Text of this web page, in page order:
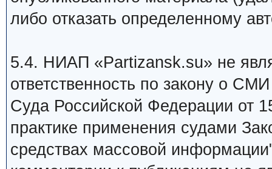
либо отказать определенному
5.4. НИАП «Partizansk.su» не
ответственность по закону о
Суда Российской Федерации от
практике применения судами
средствах массовой